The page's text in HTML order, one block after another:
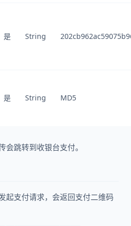
是 String
是 String MD5
跳转到收银台支付。
起支付请求，会返回支付二维码